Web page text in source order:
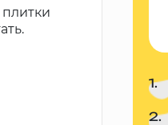
1.
2.